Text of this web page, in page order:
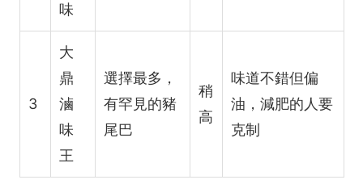
味
3
大
鼎
滷
味
王
選擇最多，
有罕見的豬
尾巴
稍
高
味道不錯但偏
油，減肥的人要
克制